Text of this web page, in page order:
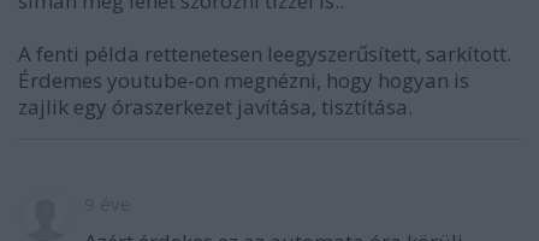
A fenti példa rettenetesen leegyszerűsített, sarkított.
Érdemes youtube-on megnézni, hogy hogyan is
zajlik egy óraszerkezet javítása, tisztítása.